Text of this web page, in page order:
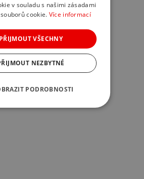
v souladu s našimi zásadami
cookie. Více informací
PŘIJMOUT VŠECHNY
NEZBYTNÉ
PODROBNOSTI